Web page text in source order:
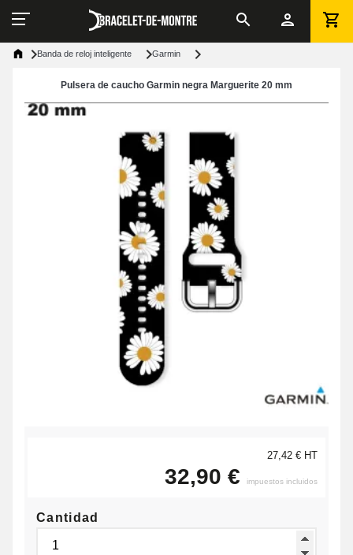
Banda de reloj inteligente Garmin
Pulsera de caucho Garmin negra Marguerite 20 mm
27,42 € HT
32,90 € impuestos incluidos
Cantidad